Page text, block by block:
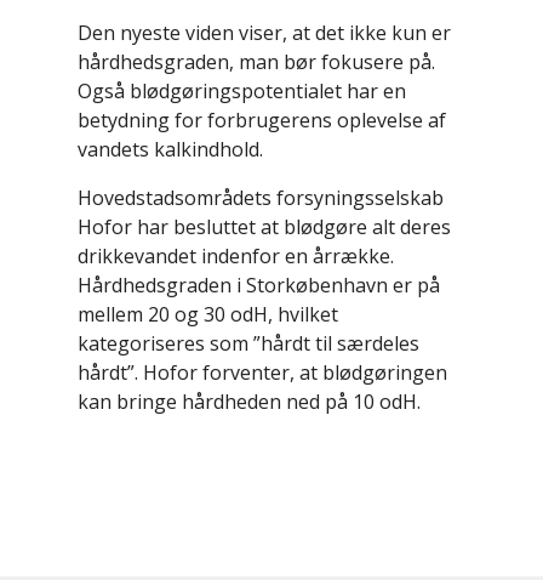
Den nyeste viden viser, at det ikke kun er
hårdhedsgraden, man bør fokusere på.
Også blødgøringspotentialet har en
betydning for forbrugerens oplevelse af
vandets kalkindhold.
Hovedstadsområdets forsyningsselskab
Hofor har besluttet at blødgøre alt deres
drikkevandet indenfor en årrække.
Hårdhedsgraden i Storkøbenhavn er på
mellem 20 og 30 odH, hvilket
kategoriseres som ”hårdt til særdeles
hårdt”. Hofor forventer, at blødgøringen
kan bringe hårdheden ned på 10 odH.